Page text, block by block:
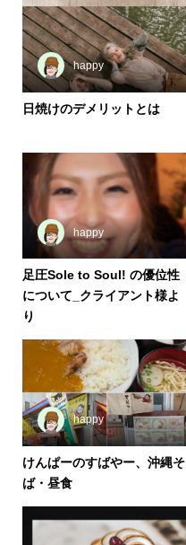
happy
日焼けのデメリットとは
happy
足圧Sole to Soul! の優位性
について_クライアント様よ
り
happy
けんぱーのすばやー、沖縄そ
ば・昼食